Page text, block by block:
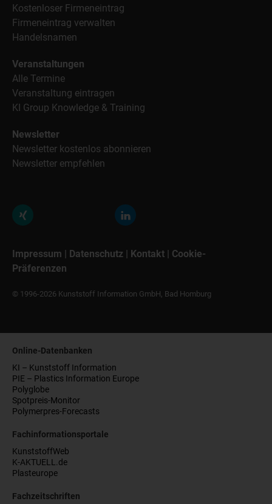
Kostenloser Firmeneintrag
Firmeneintrag verwalten
Handelsnamen
Veranstaltungen
Alle Termine
Veranstaltung eintragen
KI Group Knowledge & Training
Newsletter
Newsletter kostenlos abonnieren
Newsletter empfehlen
Impressum | Datenschutz | Kontakt | Cookie-
Präferenzen
© 1996-2026 Kunststoff Information GmbH, Bad Homburg
Online-Datenbanken
KI – Kunststoff Information
PIE – Plastics Information Europe
Polyglobe
Spotpreis-Monitor
Polymerpres-Forecasts
Fachinformationsportale
KunststoffWeb
K-AKTUELL.de
Plasteurope
Fachzeitschriften